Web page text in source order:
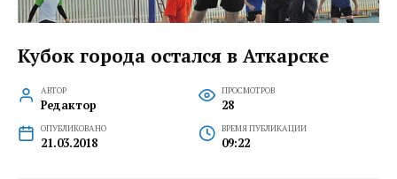
Кубок города остался в Аткарске
АВТОР
Редактор
ПРОСМОТРОВ
28
ОПУБЛИКОВАНО
21.03.2018
ВРЕМЯ ПУБЛИКАЦИИ
09:22